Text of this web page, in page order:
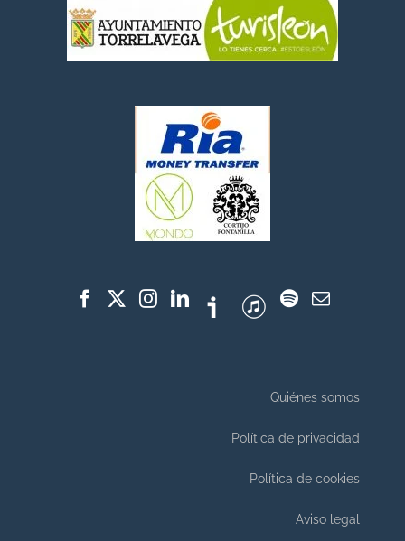
Quiénes somos
Política de privacidad
Política de cookies
Aviso legal